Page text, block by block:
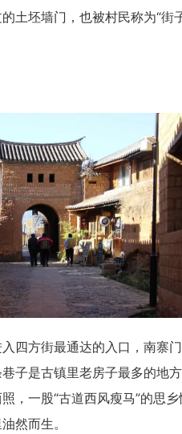
土坯墙门，也被村民称为“街
四方街最通达的入口，南寨
子是古镇里老房子最多的地
，一股“古道西风瘦马”的思乡
然而生。